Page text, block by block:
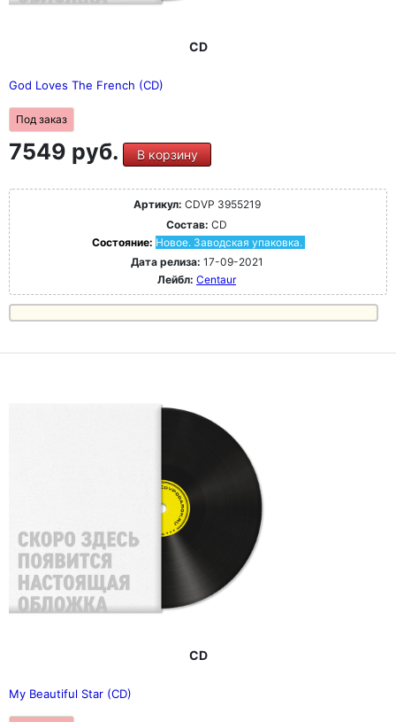
CD
God Loves The French (CD)
Под заказ
7549 руб. В корзину
Артикул: CDVP 3955219
Состав: CD
Состояние: Новое. Заводская упаковка.
Дата релиза: 17-09-2021
Лейбл: Centaur
CD
My Beautiful Star (CD)